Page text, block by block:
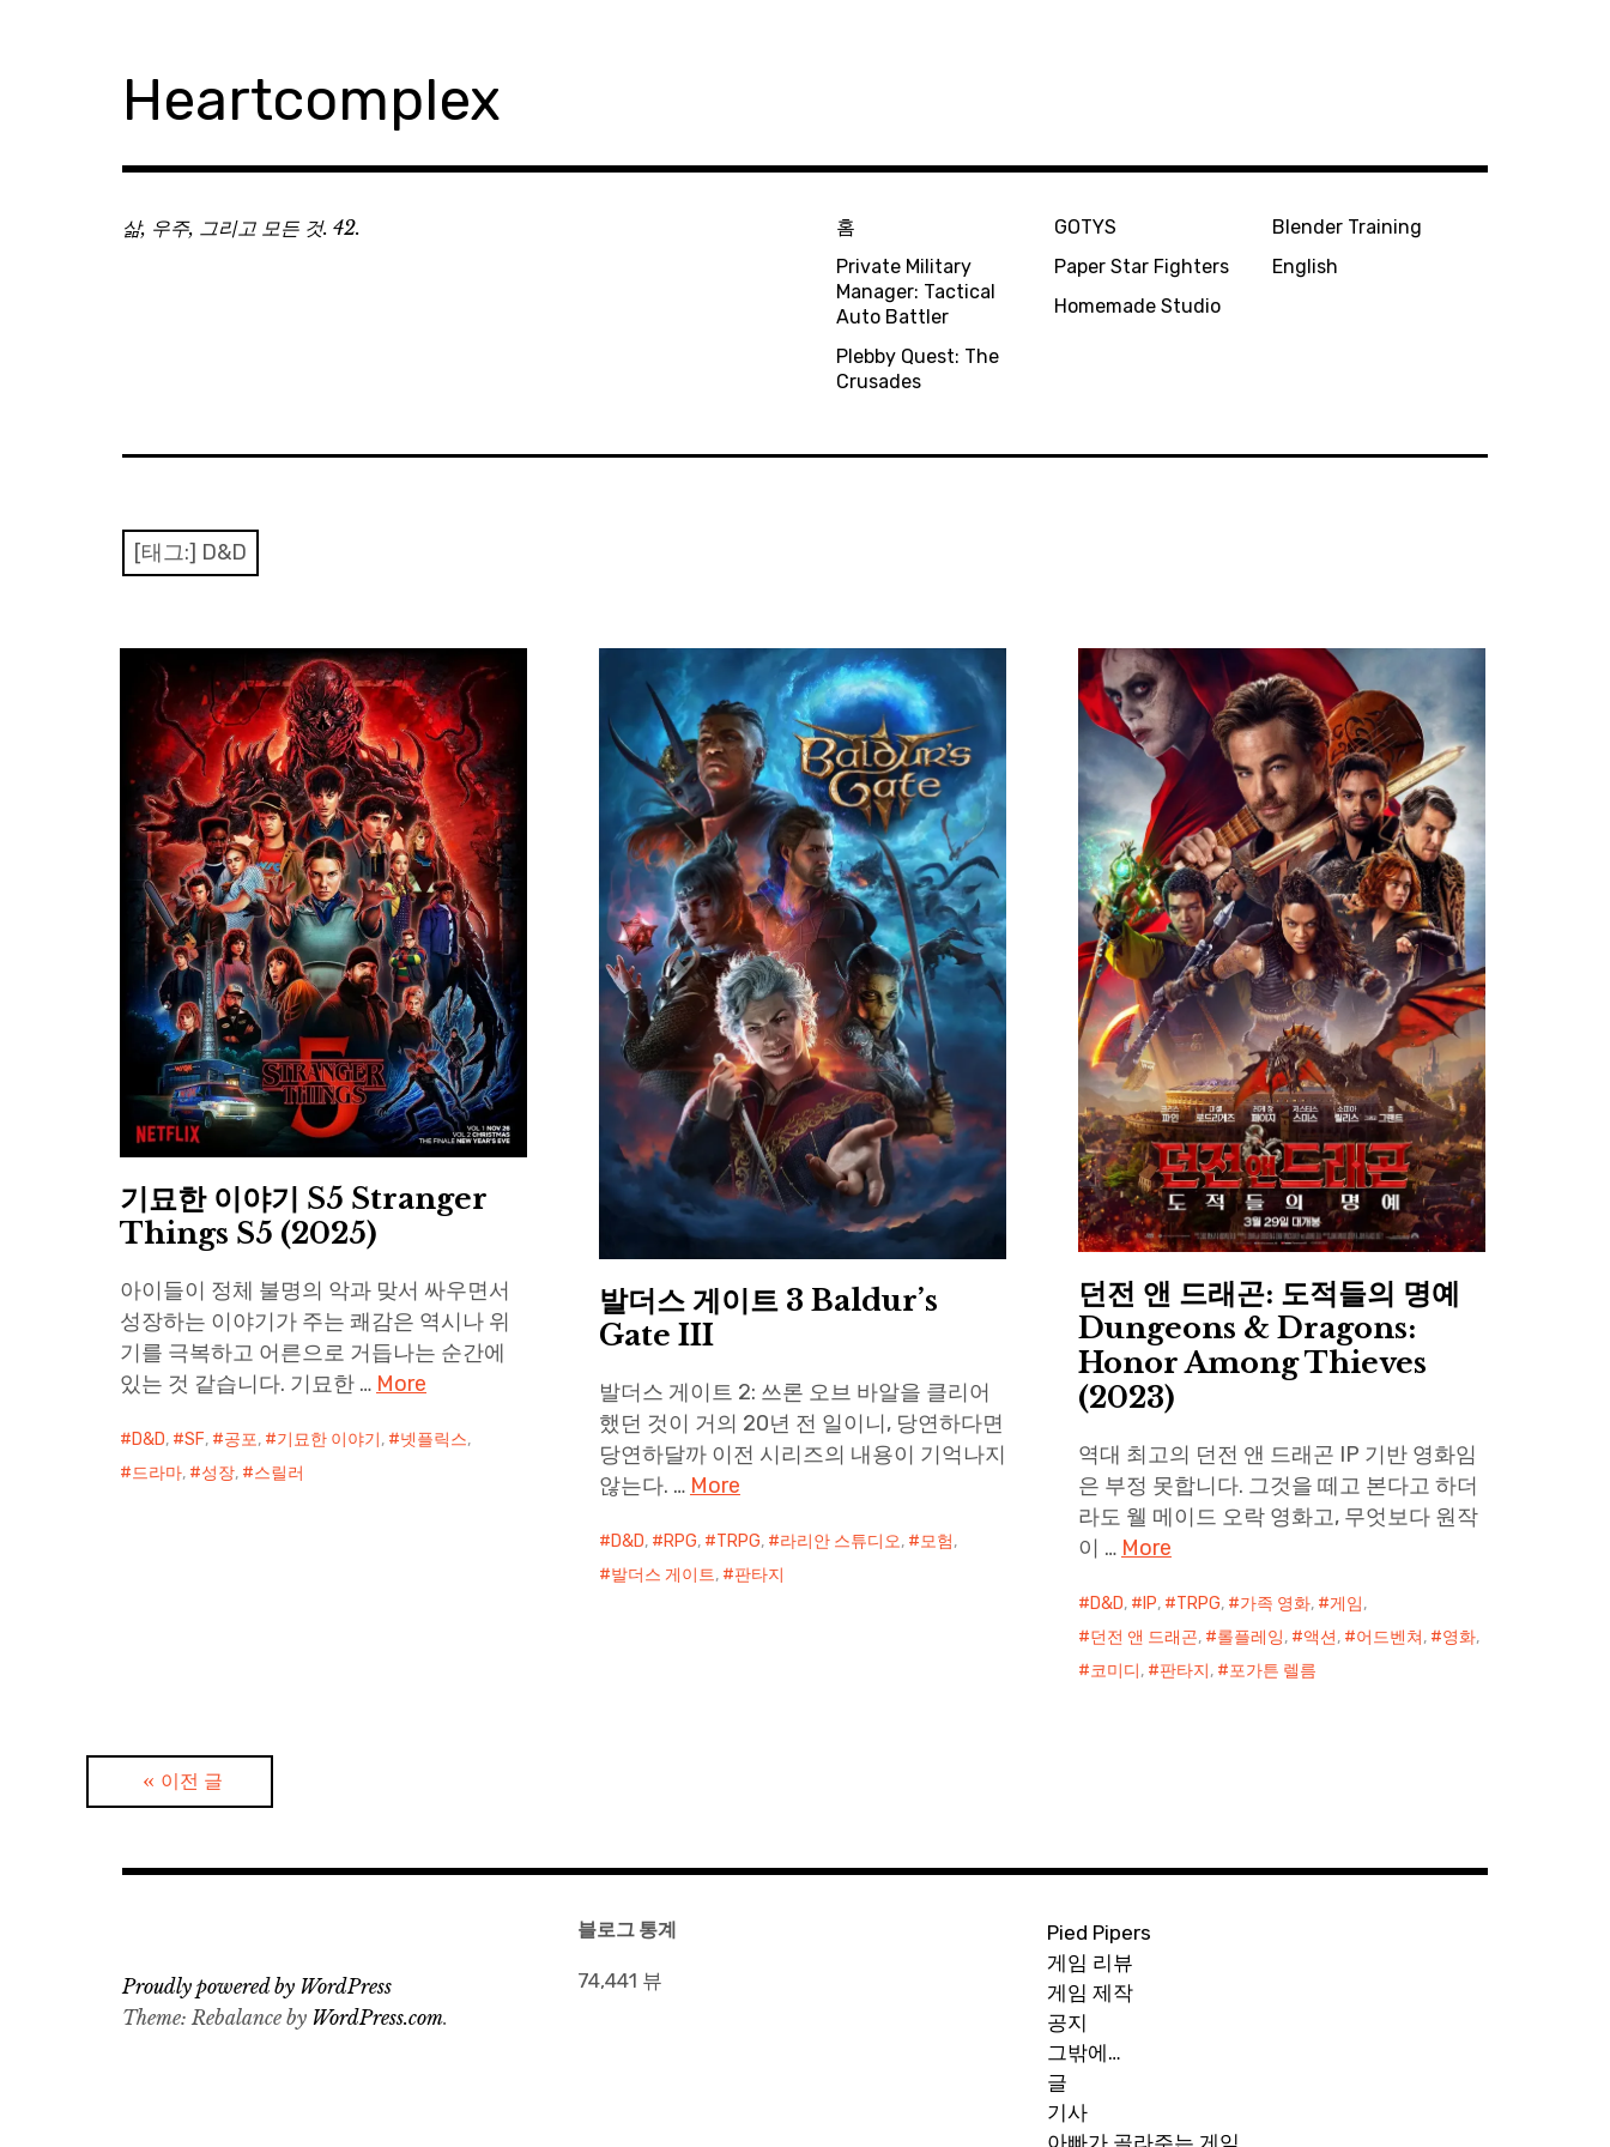
Heartcomplex
삶, 우주, 그리고 모든 것. 42.
홈
Private Military
Manager: Tactical
Auto Battler
Plebby Quest: The
Crusades
GOTYS
Paper Star Fighters
Homemade Studio
Blender Training
English
[태그:] D&D
기묘한 이야기 S5 Stranger
Things S5 (2025)
아이들이 정체 불명의 악과 맞서 싸우면서
성장하는 이야기가 주는 쾌감은 역시나 위
기를 극복하고 어른으로 거듭나는 순간에
있는 것 같습니다. 기묘한 … More
D&D, SF, 공포, 기묘한 이야기, 넷플릭스,
드라마, 성장, 스릴러
발더스 게이트 3 Baldur’s
Gate III
발더스 게이트 2: 쓰론 오브 바알을 클리어
했던 것이 거의 20년 전 일이니, 당연하다면
당연하달까 이전 시리즈의 내용이 기억나지
않는다. … More
D&D, RPG, TRPG, 라리안 스튜디오, 모험,
발더스 게이트, 판타지
던전 앤 드래곤: 도적들의 명예
Dungeons & Dragons:
Honor Among Thieves
(2023)
역대 최고의 던전 앤 드래곤 IP 기반 영화임
은 부정 못합니다. 그것을 떼고 본다고 하더
라도 웰 메이드 오락 영화고, 무엇보다 원작
이 … More
D&D, IP, TRPG, 가족 영화, 게임,
던전 앤 드래곤, 롤플레잉, 액션, 어드벤쳐, 영화,
코미디, 판타지, 포가튼 렐름
이전 글
블로그 통계
74,441 뷰
Pied Pipers
게임 리뷰
게임 제작
공지
그밖에…
글
기사
아빠가 골라주는 게임
Proudly powered by WordPress
Theme: Rebalance by WordPress.com.